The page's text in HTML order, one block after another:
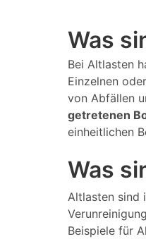
Was
Bei Altlasten
Einzelnen
von Abfällen
getretenen
einheitlichen
Was
Altlasten sind
Beispiele für